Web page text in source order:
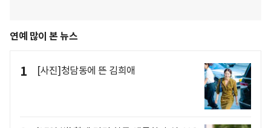
연예 많이 본 뉴스
1 [사진]청담동에 뜬 김희애